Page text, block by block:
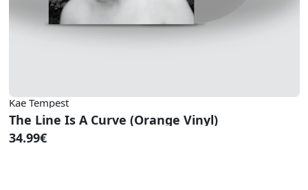
Kae Tempest
The Line Is A Curve (Orange Vinyl)
34.99€